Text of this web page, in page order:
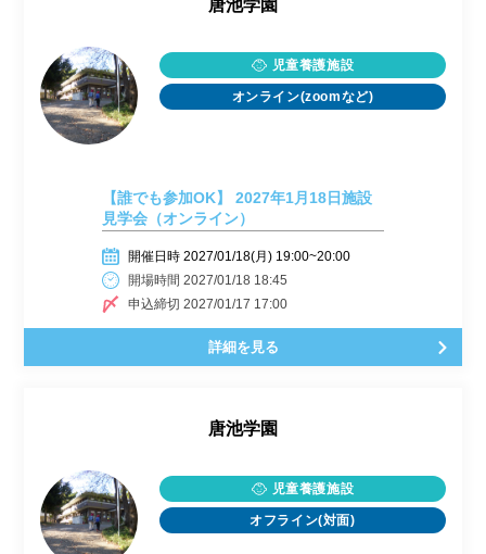
唐池学園
児童養護施設
オンライン(zoomなど)
【誰でも参加OK】 2027年1月18日施設
見学会（オンライン）
開催日時 2027/01/18(月) 19:00~20:00
開場時間 2027/01/18 18:45
申込締切 2027/01/17 17:00
詳細を見る
唐池学園
児童養護施設
オフライン(対面)